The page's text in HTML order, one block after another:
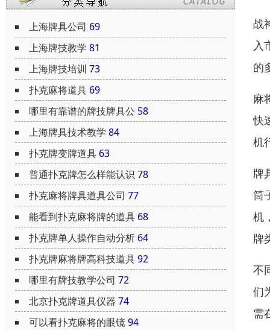
上海牌具公司 69
上海牌技教学 81
上海牌技培训 73
扑克麻将道具 69
哪里有靠谱的牌技牌具公 58
上海牌具技术教学 84
扑克牌变牌道具 63
普通扑克牌怎么样能认识 78
扑克麻将牌具道具公司 77
能看到扑克麻将牌的道具 68
扑克牌单人操作自动分析 64
扑克牌麻将牌高科技道具92
哪里有牌技教学公司 72
北京扑克牌道具仪器 74
可以看扑克麻将的眼镜94
战
入
的
麻
快
机
牌
筒
机
牌
不
们
需